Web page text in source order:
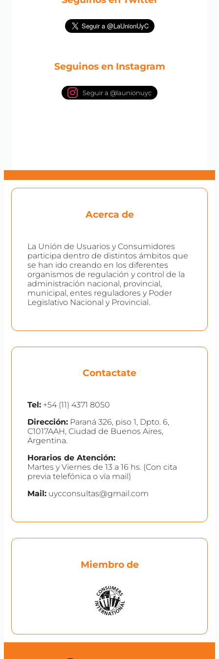
Seguinos en Instagram
Seguir a @launionuyc
Acerca de
La Unión de Usuarios y Consumidores
participa dentro de distintos ámbitos que
se han ido creando en los diferentes
organismos de regulación y control de la
administración nacional, provincial,
municipal, entes reguladores y Poder
Legislativo Nacional y Provincial.
Contactate
Tel: +54 (11) 4371 8050
Dirección: Paraná 326, piso 1, Dpto. 6,
C1017AAH, Ciudad de Buenos Aires,
Argentina.
Horarios de Atención:
Martes y Viernes de 13 a 16 hs. (Con cita
previa telefónica o vía mail)
Mail: uycconsultas@gmail.com
Miembro de